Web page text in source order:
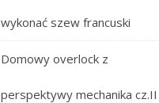
wykonać szew francuski
Domowy overlock z
perspektywy mechanika cz.II